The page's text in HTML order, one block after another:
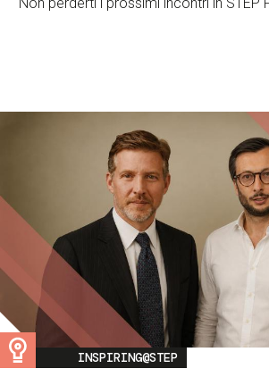
Image
INSPIRING@STEP